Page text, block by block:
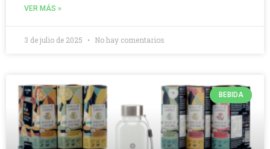
VER MÁS »
3 de julio de 2025 No hay comentarios
BEBIDA